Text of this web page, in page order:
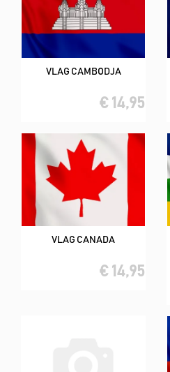
VLAG CAMBODJA
€ 14,95
VLAG CANADA
€ 14,95